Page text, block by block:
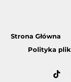
Strona Główna
Polityka